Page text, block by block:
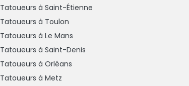
Tatoueurs à Saint-Étienne
Tatoueurs à Toulon
Tatoueurs à Le Mans
Tatoueurs à Saint-Denis
Tatoueurs à Orléans
Tatoueurs à Metz